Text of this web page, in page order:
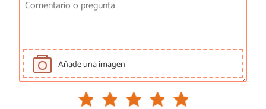
Añade una imagen